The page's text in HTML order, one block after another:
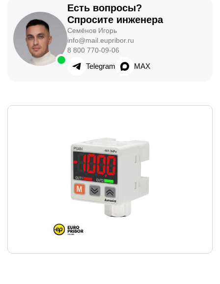
Есть вопросы?
Спросите инженера
Семёнов Игорь
info@mail.eupribor.ru
8 800 770-09-06
Telegram MAX